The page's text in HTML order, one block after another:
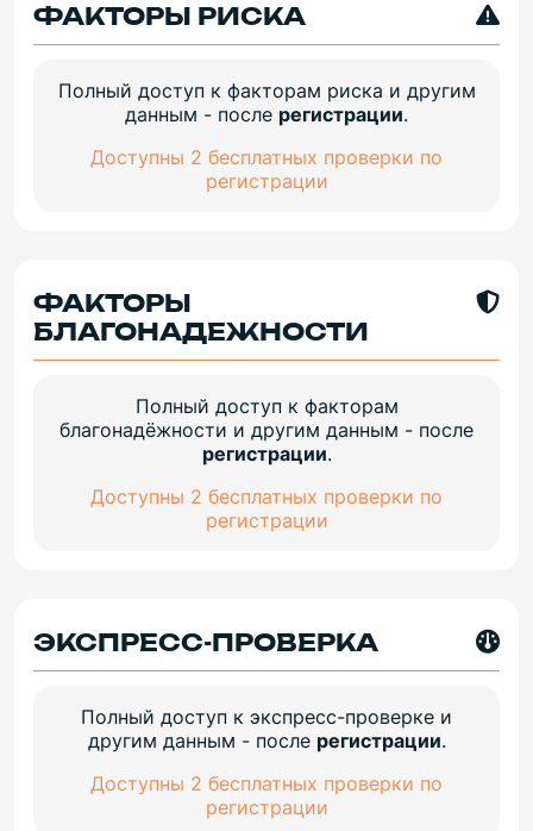
ФАКТОРЫ РИСКА
Полный доступ к факторам риска и другим
данным - после регистрации.
Доступны 2 бесплатных проверки по
регистрации
ФАКТОРЫ
БЛАГОНАДЕЖНОСТИ
Полный доступ к факторам
благонадёжности и другим данным - после
регистрации.
Доступны 2 бесплатных проверки по
регистрации
ЭКСПРЕСС-ПРОВЕРКА
Полный доступ к экспресс-проверке и
другим данным - после регистрации.
Доступны 2 бесплатных проверки по
регистрации